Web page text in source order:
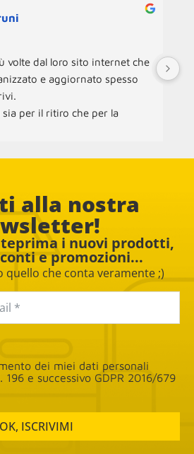
volte dal loro sito internet che
e aggiornato spesso
per il ritiro che per la
alla nostra
i nuovi prodotti,
e promozioni...
quello che conta veramente ;)
dei miei dati personali
196 e successivo GDPR 2016/679
OK, ISCRIVIMI